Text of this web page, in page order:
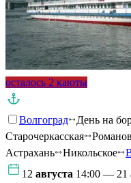
осталось 2 каюты
Волгоград День на
Старочеркасская
Астрахань
Никольское
12 августа 14:00 — 21